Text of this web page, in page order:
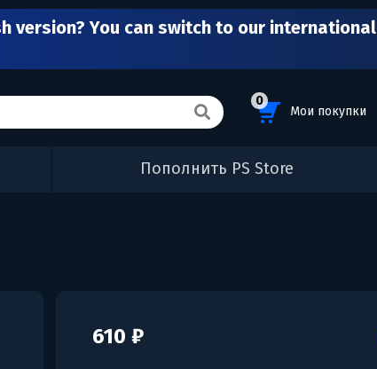
version? You can switch to our international
0
Мои покупки
Пополнить PS Store
610 ₽